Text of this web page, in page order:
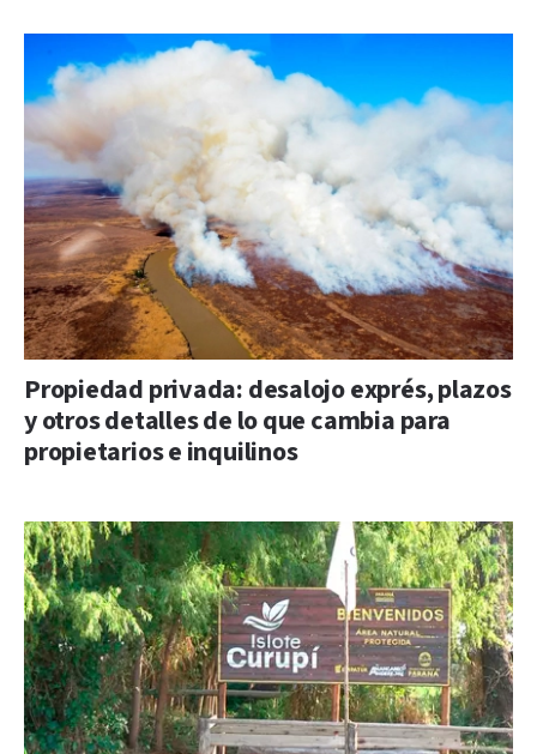
Propiedad privada: desalojo exprés, plazos
y otros detalles de lo que cambia para
propietarios e inquilinos